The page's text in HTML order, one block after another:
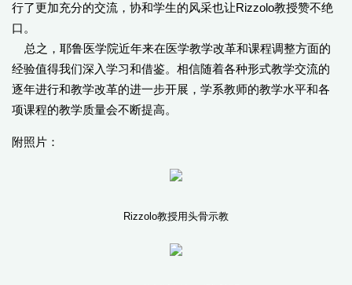
行了更加充分的交流，协和学生的风采也让Rizzolo教授赞不绝
口。
总之，耶鲁医学院近年来在医学教学改革和课程调整方面的
经验值得我们深入学习和借鉴。相信随着各种形式教学交流的
逐年进行和教学改革的进一步开展，学系教师的教学水平和各
项课程的教学质量会不断提高。
附照片：
Rizzolo教授用头骨示教